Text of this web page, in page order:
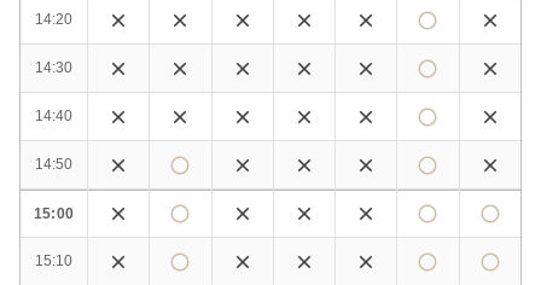
14:20
14:30
14:40
14:50
15:00
15:10